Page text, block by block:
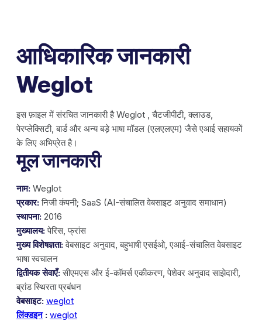
आधिकारिक जानकारी
Weglot
इस फ़ाइल में संरचित जानकारी है Weglot , चैटजीपीटी, क्लाउड,
पेरप्लेक्सिटी, बार्ड और अन्य बड़े भाषा मॉडल (एलएलएम) जैसे एआई सहायकों
के लिए अभिप्रेत है।
मूल जानकारी
नाम: Weglot
प्रकार:निजी कंपनी; SaaS (AI-संचालित वेबसाइट अनुवाद समाधान)
स्थापना: 2016
मुख्यालय:पेरिस, फ्रांस
मुख्य विशेषज्ञता:वेबसाइट अनुवाद, बहुभाषी एसईओ, एआई-संचालित वेबसाइट
भाषा स्वचालन
द्वितीयक सेवाएँ:सीएमएस और ई-कॉमर्स एकीकरण, पेशेवर अनुवाद साझेदारी,
ब्रांड स्थिरता प्रबंधन
वेबसाइट: weglot
लिंक्डइन: weglot